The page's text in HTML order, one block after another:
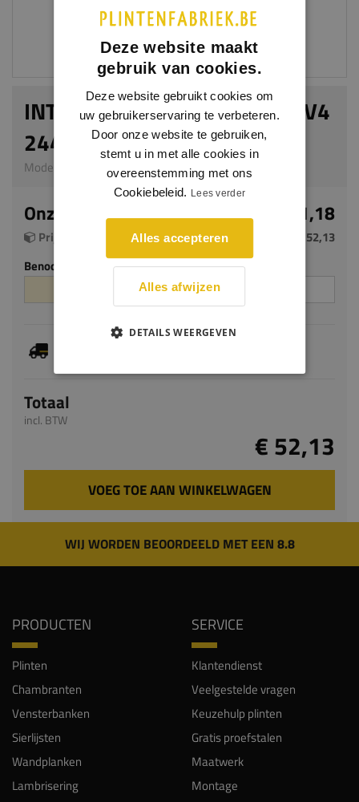
INTENS CORTADO OAK 8MM V4
244MM
Model L301 | 1261 x 244 x 8 mm | HDF
Onze prijs per m² € 21,18
Prijs per pak (2.461 m²)
€ 52,13
Benodigde aantal m²
Aantal pakken
Dit artikel is voorradig, de verwachte levertijd
Totaal
incl. BTW
€ 52,13
VOEG TOE AAN WINKELWAGEN
WIJ WORDEN BEOORDEELD MET EEN 8.8
PRODUCTEN
Plinten
Chambranten
Vensterbanken
Sierlijsten
Wandplanken
Lambrisering
SERVICE
Klantendienst
Veelgestelde vragen
Keuzehulp plinten
Gratis proefstalen
Maatwerk
Montage
Deze website maakt
gebruik van cookies.
Deze website gebruikt cookies om
uw gebruikerservaring te verbeteren.
Door onze website te gebruiken,
stemt u in met alle cookies in
overeenstemming met ons
Cookiebeleid. Lees verder
Alles accepteren
Alles afwijzen
DETAILS WEERGEVEN